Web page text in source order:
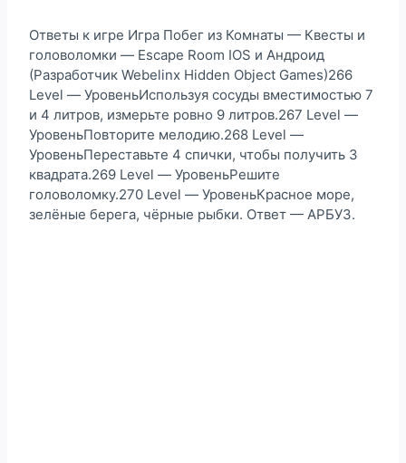
Ответы к игре Игра Побег из Комнаты — Квесты и
головоломки — Escape Room IOS и Андроид
(Разработчик Webelinx Hidden Object Games)266
Level — УровеньИспользуя сосуды вместимостью 7
и 4 литров, измерьте ровно 9 литров.267 Level —
УровеньПовторите мелодию.268 Level —
УровеньПереставьте 4 спички, чтобы получить 3
квадрата.269 Level — УровеньРешите
головоломку.270 Level — УровеньКрасное море,
зелёные берега, чёрные рыбки. Ответ — АРБУЗ.